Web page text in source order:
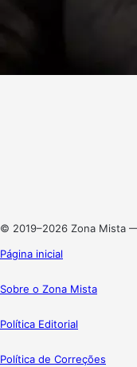
© 2019–2026 Zona Mista
Página inicial
Sobre o Zona Mista
Política Editorial
Política de Correções